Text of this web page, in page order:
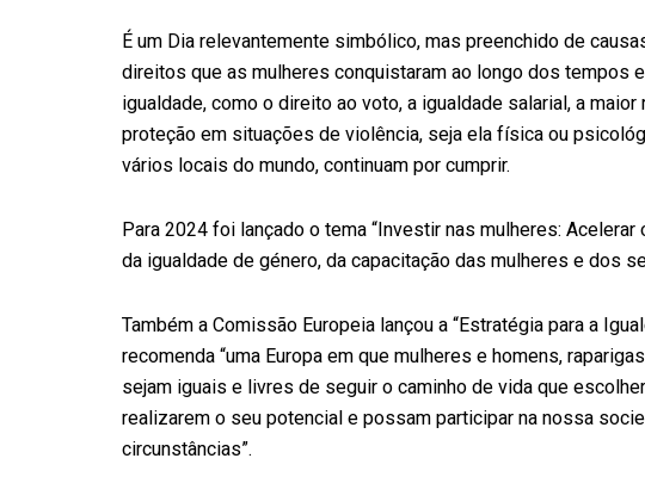
É um Dia relevantemente simbólico, mas preenchido de
direitos que as mulheres conquistaram ao longo dos tempos
igualdade, como o direito ao voto, a igualdade salarial, a
proteção em situações de violência, seja ela física ou
vários locais do mundo, continuam por cumprir.
Para 2024 foi lançado o tema “Investir nas mulheres:
da igualdade de género, da capacitação das mulheres e dos
Também a Comissão Europeia lançou a “Estratégia para a
recomenda “uma Europa em que mulheres e homens,
sejam iguais e livres de seguir o caminho de vida que
realizarem o seu potencial e possam participar na nossa
circunstâncias”.